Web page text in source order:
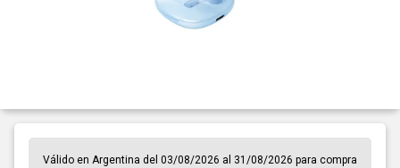
Válido en Argentina del 03/08/2026 al 31/08/2026 para compra